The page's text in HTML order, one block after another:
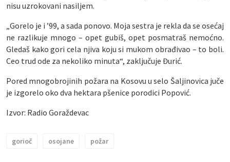
nisu uzrokovani nasiljem.
„Gorelo je i ’99, a sada ponovo. Moja sestra je rekla da se osećaj
ne razlikuje mnogo – opet gubiš, opet posmatraš nemoćno.
Gledaš kako gori cela njiva koju si mukom obrađivao – to boli.
Ceo trud ode za nekoliko minuta“, zaključuje Đurić.
Pored mnogobrojinih požara na Kosovu u selo Šaljinovica juče
je izgorelo oko dva hektara pšenice porodici Popović.
Izvor: Radio Goraždevac
gorioč osojane požar